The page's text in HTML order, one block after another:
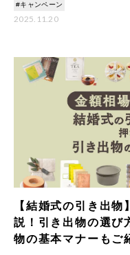
はない
#キャンペーン
2025.11.20
【結婚式の引き出
説！引き出物の選び
物の基本マナーもご